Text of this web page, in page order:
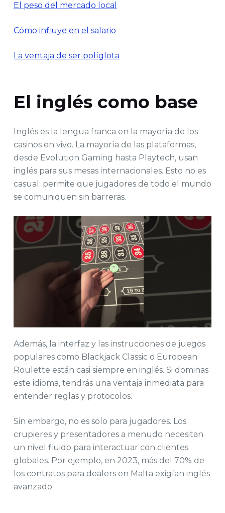
El peso del mercado local
Cómo influye en el salario
La ventaja de ser políglota
El inglés como base
Inglés es la lengua franca en la mayoría de los
casinos en vivo. La mayoría de las plataformas,
desde Evolution Gaming hasta Playtech, usan
inglés para sus mesas internacionales. Esto no es
casual: permite que jugadores de todo el mundo
se comuniquen sin barreras.
Además, la interfaz y las instrucciones de juegos
populares como Blackjack Classic o European
Roulette están casi siempre en inglés. Si dominas
este idioma, tendrás una ventaja inmediata para
entender reglas y protocolos.
Sin embargo, no es solo para jugadores. Los
crupieres y presentadores a menudo necesitan
un nivel fluido para interactuar con clientes
globales. Por ejemplo, en 2023, más del 70% de
los contratos para dealers en Malta exigían inglés
avanzado.